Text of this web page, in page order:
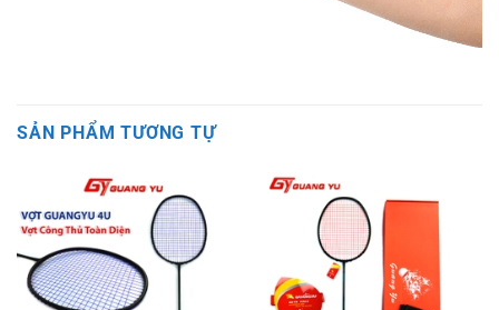
SẢN PHẨM TƯƠNG TỰ